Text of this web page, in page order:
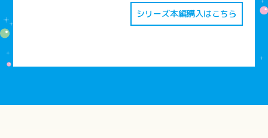
シリーズ本編購入はこちら